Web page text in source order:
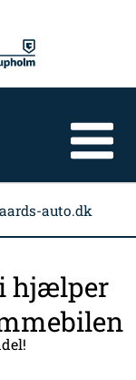
auto.dk
hjælper